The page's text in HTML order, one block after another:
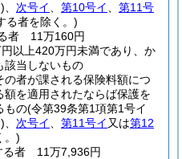
次号イ 第10号イ
第11号
る者を除く。)
者 11万160円
以上420万円未満であり、か
該当しないもの
者が課される保険料額につ
額を適用されたならば保護を
もの(令第39条第1項第1号イ
次号イ 第11号イ 又は第12
。)
る者 11万7,936円